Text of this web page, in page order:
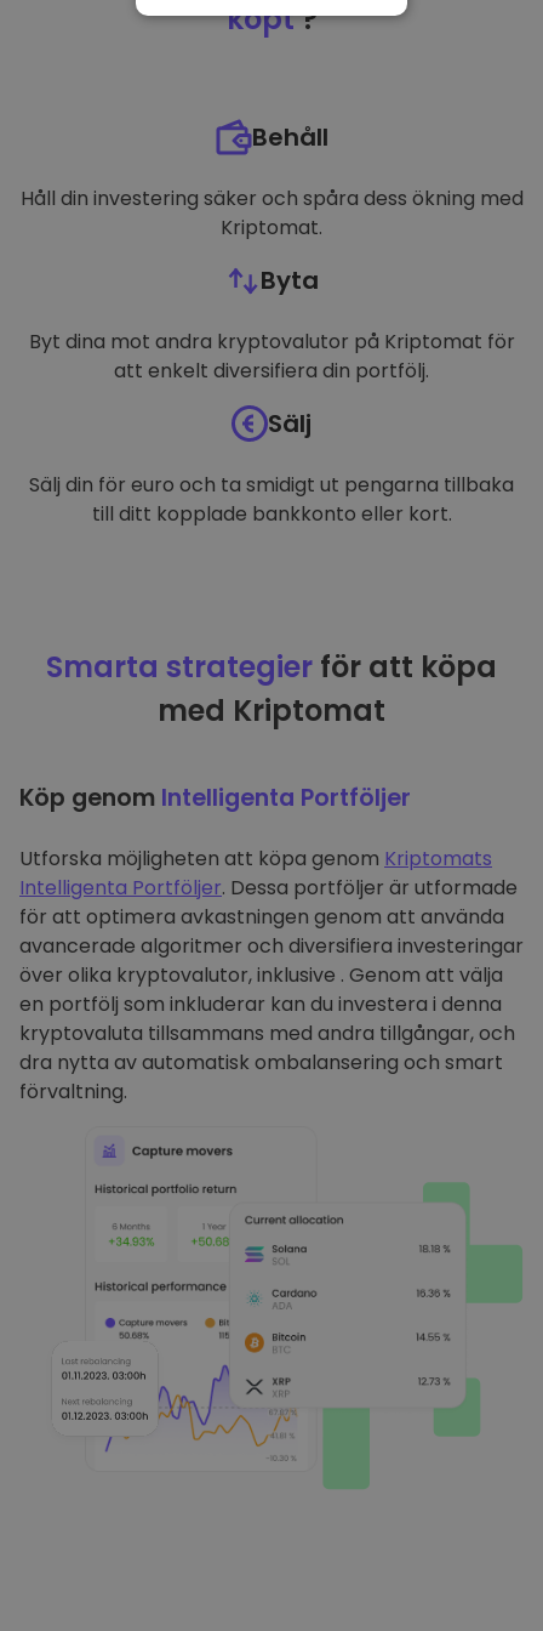
köpt?
Behåll
Håll din investering säker och spåra dess ökning med
Kriptomat.
Byta
Byt dina mot andra kryptovalutor på Kriptomat för
att enkelt diversifiera din portfölj.
Sälj
Sälj din för euro och ta smidigt ut pengarna tillbaka
till ditt kopplade bankkonto eller kort.
Smarta strategier för att köpa
med Kriptomat
Köp genom Intelligenta Portföljer
Utforska möjligheten att köpa genom Kriptomats
Intelligenta Portföljer. Dessa portföljer är utformade
för att optimera avkastningen genom att använda
avancerade algoritmer och diversifiera investeringar
över olika kryptovalutor, inklusive . Genom att välja
en portfölj som inkluderar kan du investera i denna
kryptovaluta tillsammans med andra tillgångar, och
dra nytta av automatisk ombalansering och smart
förvaltning.
PRESTANDA
FUNKTIONER